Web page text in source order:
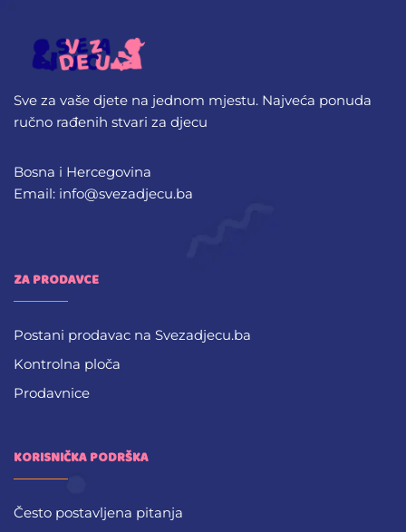
Sve za vaše djete na jednom mjestu. Najveća ponuda
ručno rađenih stvari za djecu
Bosna i Hercegovina
Email: info@svezadjecu.ba
ZA PRODAVCE
Postani prodavac na Svezadjecu.ba
Kontrolna ploča
Prodavnice
KORISNIČKA PODRŠKA
Često postavljena pitanja